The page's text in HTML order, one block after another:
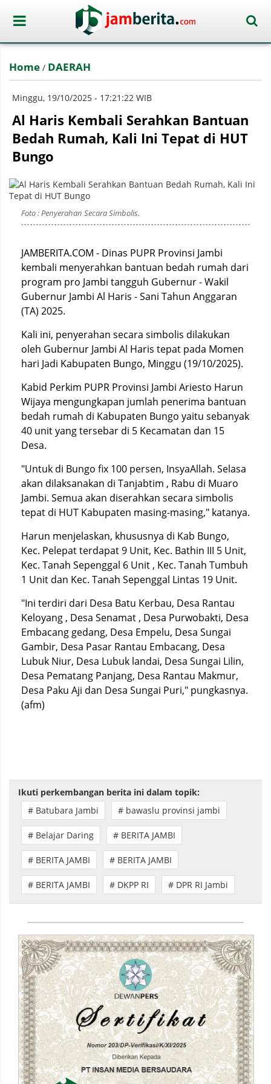
Home / DAERAH
Minggu, 19/10/2025 - 17:21:22 WIB
Al Haris Kembali Serahkan Bantuan
Bedah Rumah, Kali Ini Tepat di HUT
Bungo
Foto : Penyerahan Secara Simbolis.
JAMBERITA.COM - Dinas PUPR Provinsi Jambi
kembali menyerahkan bantuan bedah rumah dari
program pro Jambi tangguh Gubernur - Wakil
Gubernur Jambi Al Haris - Sani Tahun Anggaran
(TA) 2025.
Kali ini, penyerahan secara simbolis dilakukan
oleh Gubernur Jambi Al Haris tepat pada Momen
hari Jadi Kabupaten Bungo, Minggu (19/10/2025).
Kabid Perkim PUPR Provinsi Jambi Ariesto Harun
Wijaya mengungkapan jumlah penerima bantuan
bedah rumah di Kabupaten Bungo yaitu sebanyak
40 unit yang tersebar di 5 Kecamatan dan 15
Desa.
"Untuk di Bungo fix 100 persen, InsyaAllah. Selasa
akan dilaksanakan di Tanjabtim , Rabu di Muaro
Jambi. Semua akan diserahkan secara simbolis
tepat di HUT Kabupaten masing-masing," katanya.
Harun menjelaskan, khususnya di Kab Bungo,
Kec. Pelepat terdapat 9 Unit, Kec. Bathin III 5 Unit,
Kec. Tanah Sepenggal 6 Unit , Kec. Tanah Tumbuh
1 Unit dan Kec. Tanah Sepenggal Lintas 19 Unit.
"Ini terdiri dari Desa Batu Kerbau, Desa Rantau
Keloyang , Desa Senamat , Desa Purwobakti, Desa
Embacang gedang, Desa Empelu, Desa Sungai
Gambir, Desa Pasar Rantau Embacang, Desa
Lubuk Niur, Desa Lubuk landai, Desa Sungai Lilin,
Desa Pematang Panjang, Desa Rantau Makmur,
Desa Paku Aji dan Desa Sungai Puri," pungkasnya.
(afm)
Ikuti perkembangan berita ini dalam topik:
# Batubara Jambi
# bawaslu provinsi jambi
# Belajar Daring # BERITA JAMBI
# BERITA JAMBI # BERITA JAMBI
# BERITA JAMBI # DKPP RI # DPR RI Jambi